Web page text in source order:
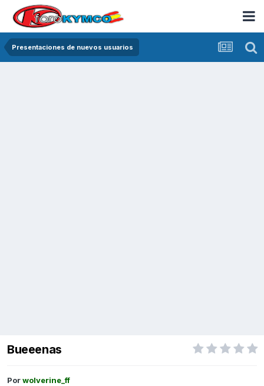
Presentaciones de nuevos usuarios
Bueeenas
Porwolverine_ff